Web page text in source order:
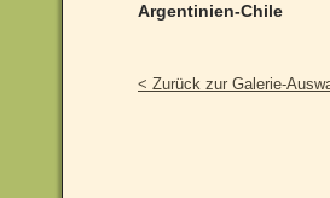
Argentinien-Chile
< Zurück zur Galerie-